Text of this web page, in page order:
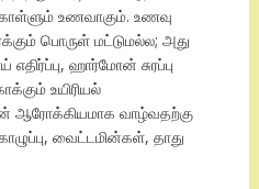
உணவாகும். உணவு
பொருள் மட்டுமல்ல; அது
ஹார்மோன் சுரப்பு
உயிரியல்
ஆரோக்கியமாக வாழ்வதற்கு
வைட்டமின்கள், தாது